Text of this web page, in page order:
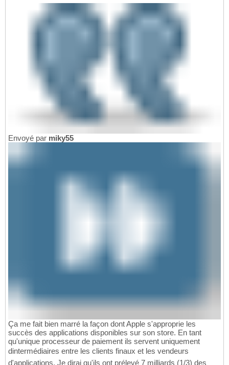
Envoyé par miky55
Ça me fait bien marré la façon dont Apple s'approprie les
succès des applications disponibles sur son store. En tant
qu'unique processeur de paiement ils servent uniquement
dintermédiaires entre les clients finaux et les vendeurs
d'applications. Je dirai qu'ils ont prélevé 7 milliards (1/3) des